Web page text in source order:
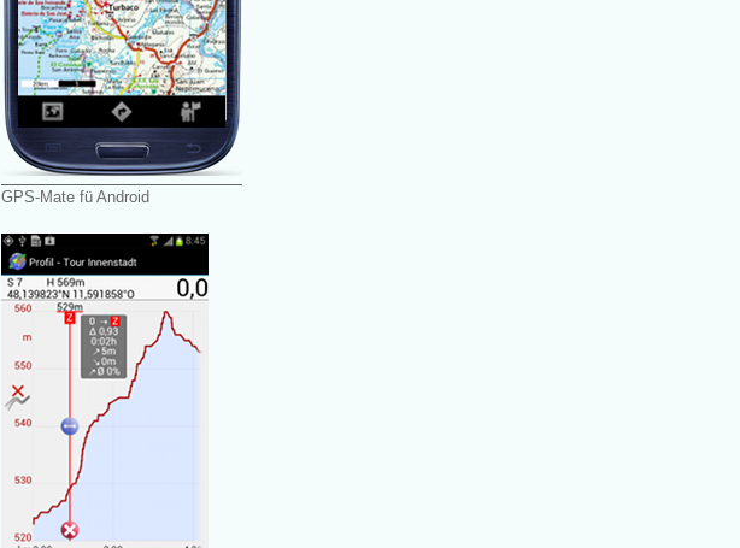
GPS-Mate fü Android